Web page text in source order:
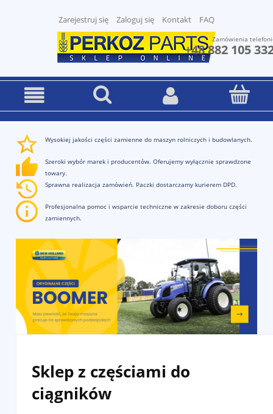
Zarejestruj się Zaloguj się Kontakt FAQ
Zamówienia
+48 882 105
Wysokiej jakości części zamienne do maszyn rolniczych i budowlanych.
Szeroki wybór marek i producentów. Oferujemy wyłącznie sprawdzone
towary.
Sprawna realizacja zamówień. Paczki dostarczamy kurierem DPD.
Profesjonalna pomoc i wsparcie techniczne w zakresie doboru części
zamiennych.
Sklep z częściami do
ciągników